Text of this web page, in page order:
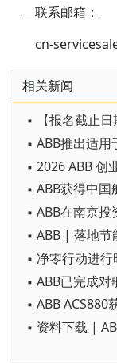
联系邮箱：
cn-
相关新闻
▪ 2026 ABB 创
▪ ABB在南京投
▪ ABB已完成
▪ 资料下载 |